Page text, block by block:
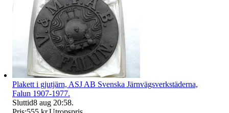
Plakett i gjutjärn, ASJ AB Svenska Järnvägsverkstäderna,
Falun 1907-1977.
Sluttid8 aug 20:58.